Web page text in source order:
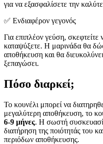
για να εξασφαλίσετε την
✅ Ενδιαφέρον γεγονός
Για επιπλέον γεύση, σκεφτείτε
καταψύξετε. Η μαρινάδα θα
αποθήκευση και θα
ξεπαγώσει.
Πόσο διαρκεί;
Το κουνέλι μπορεί να
μεγαλύτερη αποθήκευση, το
6-9 μήνες. Η σωστή
διατήρηση της ποιότητάς του
περιόδων αποθήκευσης.